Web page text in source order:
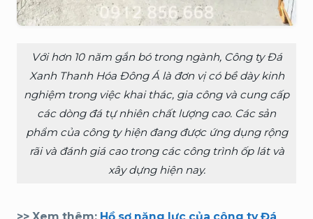
Với hơn 10 năm gắn bó trong ngành, Công ty Đá
Xanh Thanh Hóa Đông Á là đơn vị có bề dày kinh
nghiệm trong việc khai thác, gia công và cung cấp
các dòng đá tự nhiên chất lượng cao. Các sản
phẩm của công ty hiện đang được ứng dụng rộng
rãi và đánh giá cao trong các công trình ốp lát và
xây dựng hiện nay.
>> Xem thêm: Hồ sơ năng lực của công ty Đá